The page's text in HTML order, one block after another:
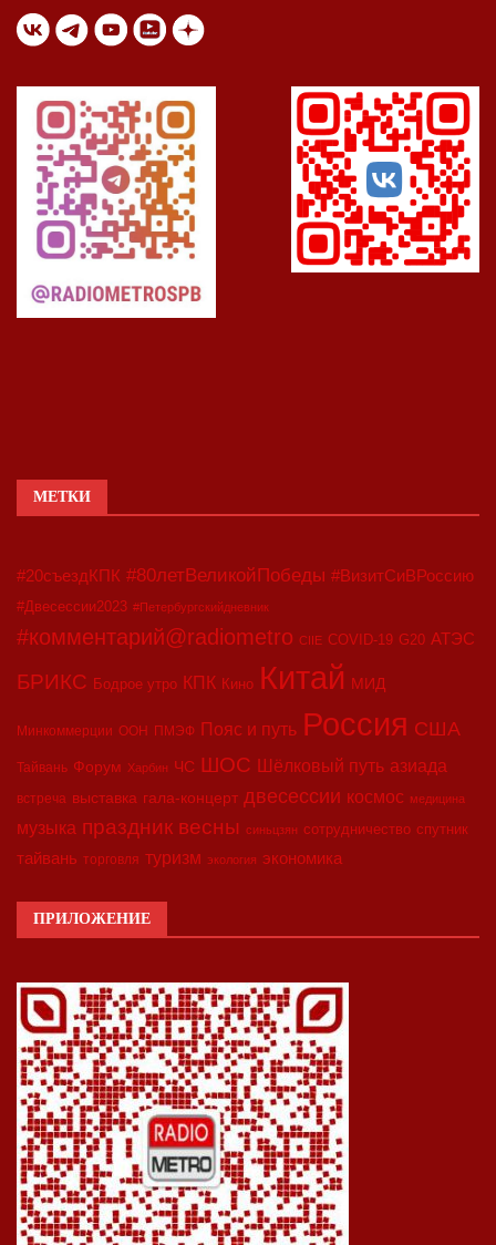
МЕТКИ
#20съездКПК #80летВеликойПобеды #ВизитСиВРоссию
#Двесессии2023 #Петербургскийдневник
#комментарий@radiometro CIIE COVID-19 G20 АТЭС
БРИКС Бодрое утро КПК Кино Китай МИД
Минкоммерции ООН ПМЭФ Пояс и путь Россия США
Тайвань Форум Харбин ЧС ШОС Шёлковый путь азиада
встреча выставка гала-концерт двесессии космос медицина
музыка праздник весны синьцзян сотрудничество спутник
тайвань торговля туризм экология экономика
ПРИЛОЖЕНИЕ